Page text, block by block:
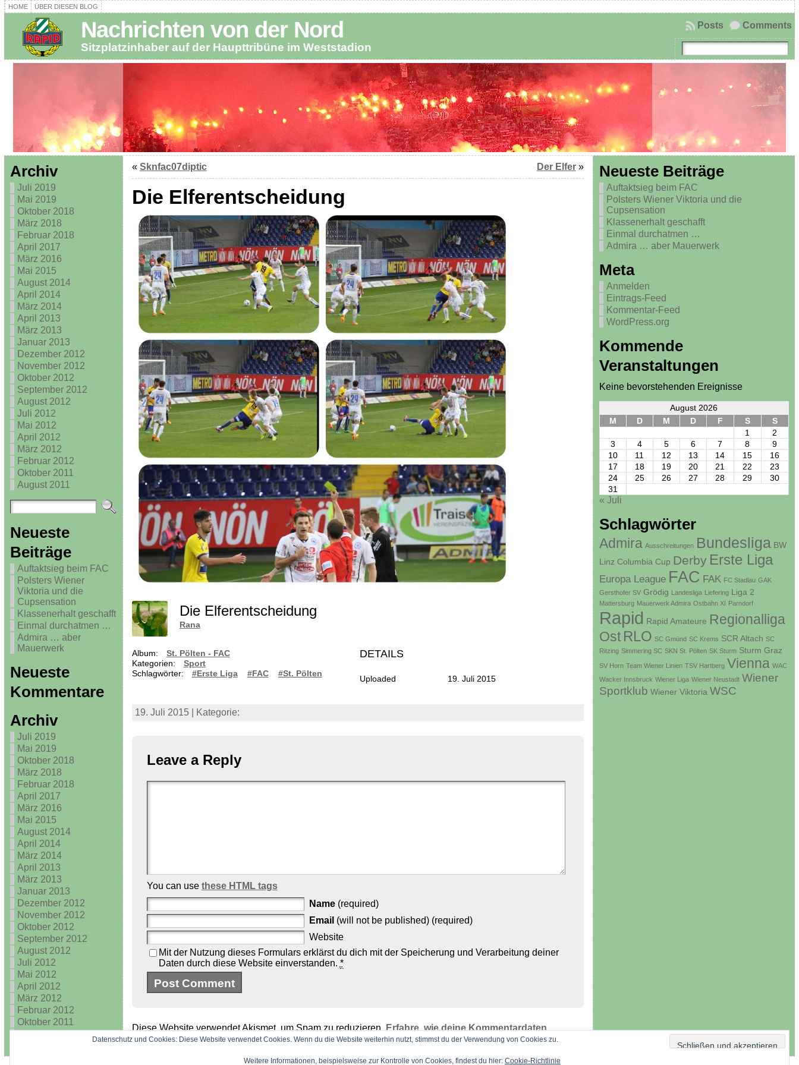
HOME ÜBER DIESEN BLOG
Nachrichten von der Nord
Sitzplatzinhaber auf der Haupttribüne im Weststadion
Comments
Posts
Archiv
Juli 2019
Mai 2019
Oktober 2018
März 2018
Februar 2018
April 2017
März 2016
Mai 2015
August 2014
April 2014
März 2014
April 2013
März 2013
Januar 2013
Dezember 2012
November 2012
Oktober 2012
September 2012
August 2012
Juli 2012
Mai 2012
April 2012
März 2012
Februar 2012
Oktober 2011
August 2011
Neueste
Beiträge
Auftaktsieg beim FAC
Polsters Wiener
Viktoria und die
Cupsensation
Klassenerhalt geschafft
Einmal durchatmen …
Admira … aber
Mauerwerk
Neueste
Kommentare
Archiv
Juli 2019
Mai 2019
Oktober 2018
März 2018
Februar 2018
April 2017
März 2016
Mai 2015
August 2014
April 2014
März 2014
April 2013
März 2013
Januar 2013
Dezember 2012
November 2012
Oktober 2012
September 2012
August 2012
Juli 2012
Mai 2012
April 2012
März 2012
Februar 2012
Oktober 2011
August 2011
« Sknfac07diptic Der Elfer»
Die Elferentscheidung
Die Elferentscheidung
Rana
Album:
St. Pölten - FAC
Kategorien:
Sport
Schlagwörter:
#Erste Liga #FAC #St. Pölten
DETAILS
Uploaded 19. Juli 2015
19. Juli 2015 | Kategorie:
Leave a Reply
You can use these HTML tags
Name (required)
Email (will not be published) (required)
Website
Mit der Nutzung dieses Formulars erklärst du dich mit der Speicherung und Verarbeitung deiner
Daten durch diese Website einverstanden. *
Diese Website verwendet Akismet, um Spam zu reduzieren.Erfahre, wie deine Kommentardaten
verarbeitet werden.
Neueste Beiträge
Auftaktsieg beim FAC
Polsters Wiener Viktoria und die
Cupsensation
Klassenerhalt geschafft
Einmal durchatmen …
Admira … aber Mauerwerk
Meta
Anmelden
Eintrags-Feed
Kommentar-Feed
WordPress.org
Kommende
Veranstaltungen
Keine bevorstehenden Ereignisse
August 2026
M
D M D F S
S
1
2
3
4 5 6 7 8
9
10
11 12 13 14 15
16
17
18 19 20 21 22
23
24
25 26 27 28 29
30
31
« Juli
Schlagwörter
Admira Ausschreitungen Bundesliga BW
Linz Columbia Cup Derby Erste Liga
Europa League FAC FAK FC Stadlau GAK
Gersthofer SV Grödig Landesliga Liefering Liga 2
Mattersburg Mauerwerk Admira Ostbahn XI Parndorf
Rapid Rapid Amateure Regionalliga
Ost RLO SC Gmünd SC Krems SCR Altach SC
Ritzing Simmering SC SKN St. Pölten SK Sturm Sturm Graz
SV Horn Team Wiener Linien TSV Hartberg Vienna WAC
Wacker Innsbruck Wiener Liga Wiener Neustadt Wiener
Sportklub Wiener Viktoria WSC
Datenschutz und Cookies: Diese Website verwendet Cookies. Wenn du die Website weiterhin nutzt, stimmst du der Verwendung von Cookies zu.
Weitere Informationen, beispielsweise zur Kontrolle von Cookies, findest du hier: Cookie-Richtlinie